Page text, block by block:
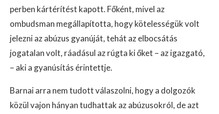
perben kártérítést kapott. Főként, mivel az
ombudsman megállapította, hogy kötelességük volt
jelezni az abúzus gyanúját, tehát az elbocsátás
jogatalan volt, ráadásul az rúgta ki őket – az igazgató,
– aki a gyanúsítás érintettje.
Barnai arra nem tudott válaszolni, hogy a dolgozók
közül vajon hányan tudhattak az abúzusokról, de azt